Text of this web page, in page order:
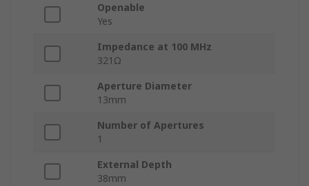
Openable
Yes
Impedance at 100 MHz
321Ω
Aperture Diameter
13mm
Number of Apertures
1
External Depth
38mm